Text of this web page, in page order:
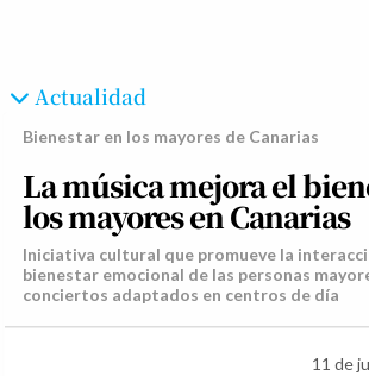
Actualidad
Bienestar en los mayores de Canarias
La música mejora el
los mayores en Canarias
Iniciativa cultural que promueve la
bienestar emocional de las personas
conciertos adaptados en centros de día
11 de